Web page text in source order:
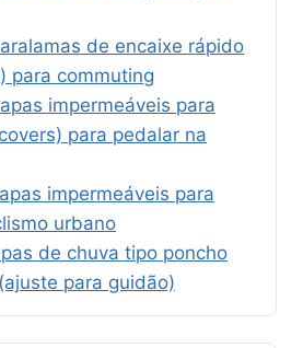
de encaixe rápido
para commuting
impermeáveis para
para pedalar na
impermeáveis para
urbano
de chuva tipo poncho
para guidão)